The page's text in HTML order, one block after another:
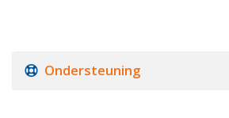
Ondersteuning